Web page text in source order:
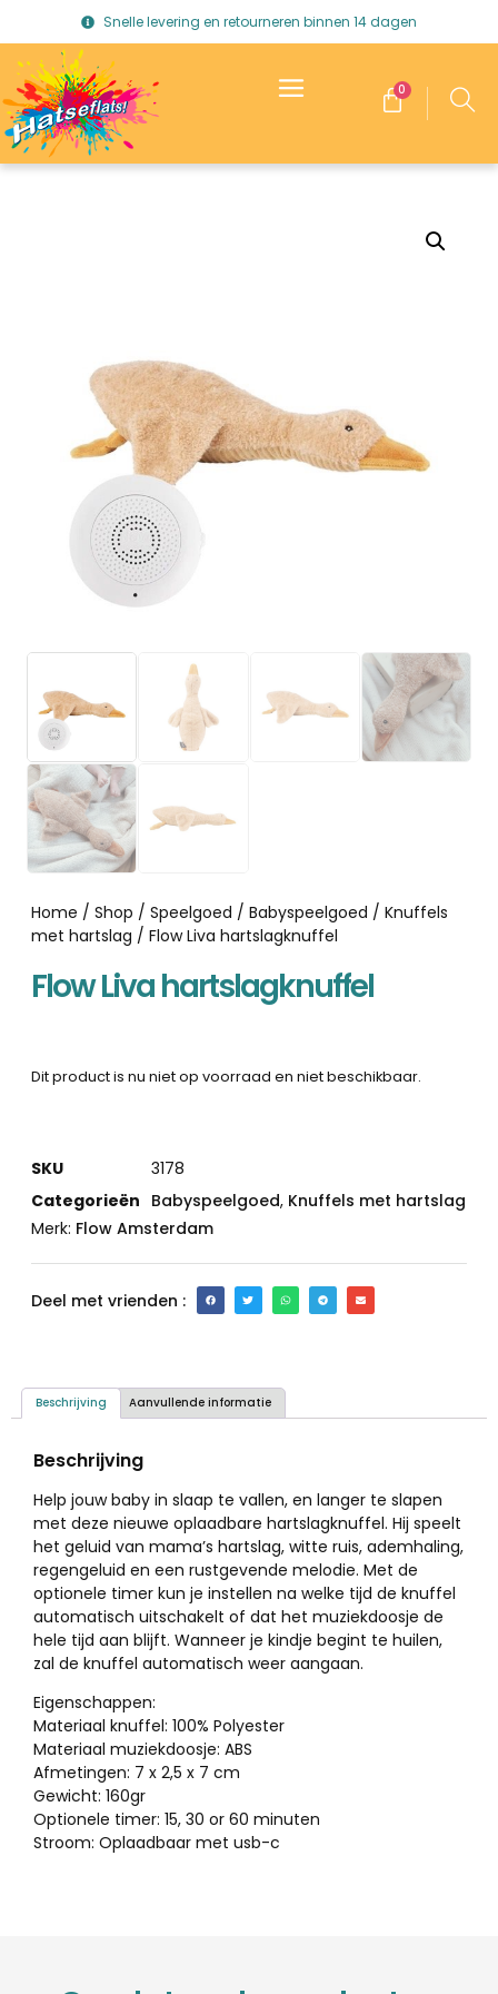
Snelle levering en retourneren binnen 14 dagen
0
Home / Shop / Speelgoed / Babyspeelgoed / Knuffels
met hartslag / Flow Liva hartslagknuffel
Flow Liva hartslagknuffel
Dit product is nu niet op voorraad en niet beschikbaar.
SKU
3178
Categorieën Babyspeelgoed, Knuffels met hartslag
Merk: Flow Amsterdam
Deel met vrienden :
Beschrijving Aanvullende informatie
Beschrijving
Help jouw baby in slaap te vallen, en langer te slapen
met deze nieuwe oplaadbare hartslagknuffel. Hij speelt
het geluid van mama’s hartslag, witte ruis, ademhaling,
regengeluid en een rustgevende melodie. Met de
optionele timer kun je instellen na welke tijd de knuffel
automatisch uitschakelt of dat het muziekdoosje de
hele tijd aan blijft. Wanneer je kindje begint te huilen,
zal de knuffel automatisch weer aangaan.
Eigenschappen:
Materiaal knuffel: 100% Polyester
Materiaal muziekdoosje: ABS
Afmetingen: 7 x 2,5 x 7 cm
Gewicht: 160gr
Optionele timer: 15, 30 or 60 minuten
Stroom: Oplaadbaar met usb-c